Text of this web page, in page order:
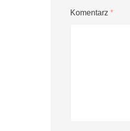
Komentarz *